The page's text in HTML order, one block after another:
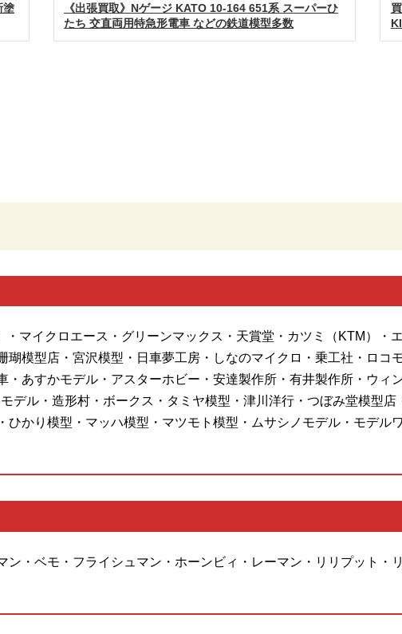
塗
《出張買取》Nゲージ KATO 10-164 651系 スーパーひ
たち 交直両用特急形電車 などの鉄道模型多数
マイクロエース・グリーンマックス・天賞堂・カツミ（KTM）・
瑚模型店・宮沢模型・日車夢工房・しなのマイクロ・乗工社・ロコ
・あすかモデル・アスターホビー・安達製作所・有井製作所・ウィ
デル・造形村・ボークス・タミヤ模型・津川洋行・つぼみ堂模型
ひかり模型・マッハ模型・マツモト模型・ムサシノモデル・モデル
ン・ベモ・フライシュマン・ホーンビィ・レーマン・リリプット・